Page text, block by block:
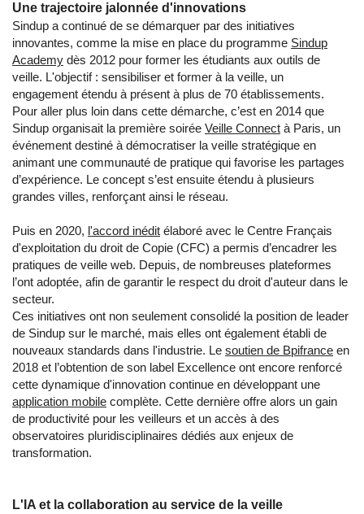
Une trajectoire jalonnée d'innovations
Sindup a continué de se démarquer par des initiatives
innovantes, comme la mise en place du programme Sindup
Academy dès 2012 pour former les étudiants aux outils de
veille. L'objectif : sensibiliser et former à la veille, un
engagement étendu à présent à plus de 70 établissements.
Pour aller plus loin dans cette démarche, c’est en 2014 que
Sindup organisait la première soirée Veille Connect à Paris, un
événement destiné à démocratiser la veille stratégique en
animant une communauté de pratique qui favorise les partages
d’expérience. Le concept s’est ensuite étendu à plusieurs
grandes villes, renforçant ainsi le réseau.
Puis en 2020, l'accord inédit élaboré avec le Centre Français
d'exploitation du droit de Copie (CFC) a permis d’encadrer les
pratiques de veille web. Depuis, de nombreuses plateformes
l’ont adoptée, afin de garantir le respect du droit d'auteur dans le
secteur.
Ces initiatives ont non seulement consolidé la position de leader
de Sindup sur le marché, mais elles ont également établi de
nouveaux standards dans l'industrie. Le soutien de Bpifrance en
2018 et l’obtention de son label Excellence ont encore renforcé
cette dynamique d'innovation continue en développant une
application mobile complète. Cette dernière offre alors un gain
de productivité pour les veilleurs et un accès à des
observatoires pluridisciplinaires dédiés aux enjeux de
transformation.
L'IA et la collaboration au service de la veille